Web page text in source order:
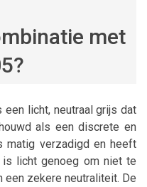
met
een licht, neutraal grijs dat
als een discrete en
matig verzadigd en heeft
is licht genoeg om niet te
een zekere neutraliteit. De